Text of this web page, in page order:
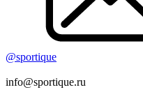
@sportique
info@sportique.ru